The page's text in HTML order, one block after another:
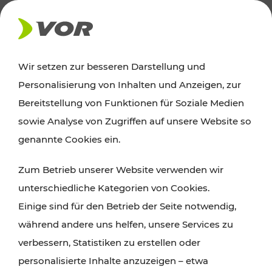
AKTUELLES
News
Alle wichtigen Meldungen zu Fahrplanänderungen,
finden Sie hier im Überblick.
Wir setzen zur besseren Darstellung und
Personalisierung von Inhalten und Anzeigen, zur
Bereitstellung von Funktionen für Soziale Medien
sowie Analyse von Zugriffen auf unsere Website so
genannte Cookies ein.
Zum Betrieb unserer Website verwenden wir
unterschiedliche Kategorien von Cookies.
Einige sind für den Betrieb der Seite notwendig,
während andere uns helfen, unsere Services zu
verbessern, Statistiken zu erstellen oder
personalisierte Inhalte anzuzeigen – etwa